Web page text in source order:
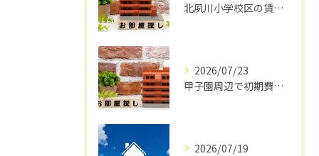
北夙川小学校区の賃貸と仲介手数料無料の魅力
2026/07/23
甲子園周辺で初期費用安く賃貸探し
2026/07/19